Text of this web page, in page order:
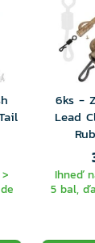
ostré
fototlačou
kvalitné
6ks -
Lead
Ihneď
5 bal,